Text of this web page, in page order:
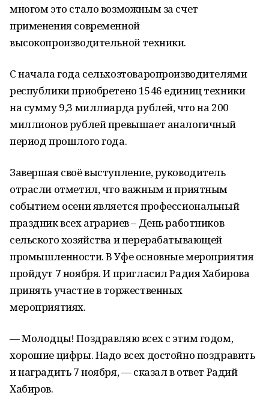
многом это стало возможным за счет
применения современной
высокопроизводительной техники.
С начала года сельхозтоваропроизводителями
республики приобретено 1546 единиц техники
на сумму 9,3 миллиарда рублей, что на 200
миллионов рублей превышает аналогичный
период прошлого года.
Завершая своё выступление, руководитель
отрасли отметил, что важным и приятным
событием осени является профессиональный
праздник всех аграриев – День работников
сельского хозяйства и перерабатывающей
промышленности. В Уфе основные мероприятия
пройдут 7 ноября. И пригласил Радия Хабирова
принять участие в торжественных
мероприятиях.
— Молодцы! Поздравляю всех с этим годом,
хорошие цифры. Надо всех достойно поздравить
и наградить 7 ноября, — сказал в ответ Радий
Хабиров.